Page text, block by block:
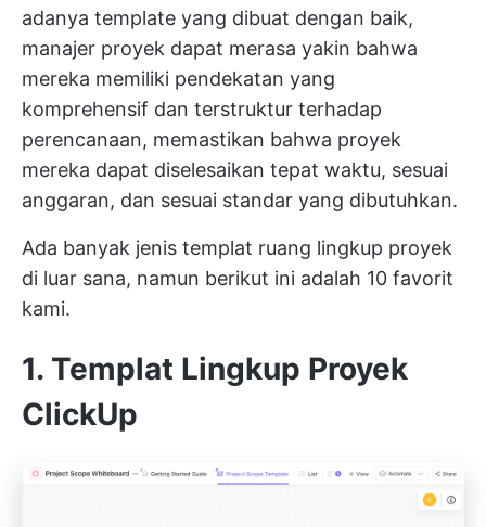
adanya template yang dibuat dengan baik,
manajer proyek dapat merasa yakin bahwa
mereka memiliki pendekatan yang
komprehensif dan terstruktur terhadap
perencanaan, memastikan bahwa proyek
mereka dapat diselesaikan tepat waktu, sesuai
anggaran, dan sesuai standar yang dibutuhkan.
Ada banyak jenis templat ruang lingkup proyek
di luar sana, namun berikut ini adalah 10 favorit
kami.
1. Templat Lingkup Proyek
ClickUp